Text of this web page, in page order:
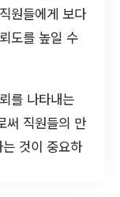
원들에게 보다
도를 높일 수
를 나타내는
써 직원들의 만
것이 중요하